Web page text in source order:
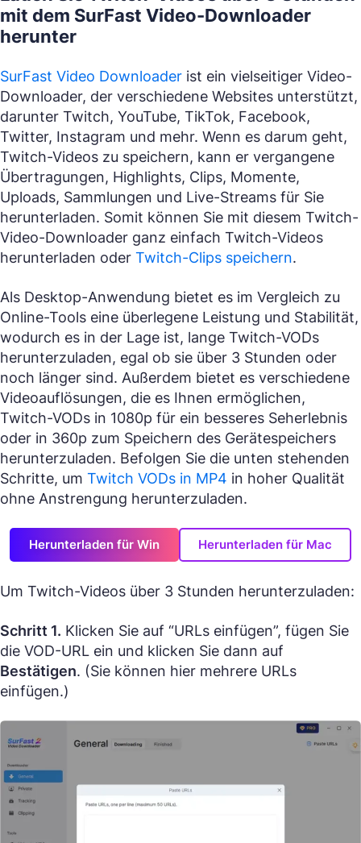
mit dem SurFast Video-Downloader
herunter
SurFast Video Downloader ist ein vielseitiger Video-
Downloader, der verschiedene Websites unterstützt,
darunter Twitch, YouTube, TikTok, Facebook,
Twitter, Instagram und mehr. Wenn es darum geht,
Twitch-Videos zu speichern, kann er vergangene
Übertragungen, Highlights, Clips, Momente,
Uploads, Sammlungen und Live-Streams für Sie
herunterladen. Somit können Sie mit diesem Twitch-
Video-Downloader ganz einfach Twitch-Videos
herunterladen oder Twitch-Clips speichern.
Als Desktop-Anwendung bietet es im Vergleich zu
Online-Tools eine überlegene Leistung und Stabilität,
wodurch es in der Lage ist, lange Twitch-VODs
herunterzuladen, egal ob sie über 3 Stunden oder
noch länger sind. Außerdem bietet es verschiedene
Videoauflösungen, die es Ihnen ermöglichen,
Twitch-VODs in 1080p für ein besseres Seherlebnis
oder in 360p zum Speichern des Gerätespeichers
herunterzuladen. Befolgen Sie die unten stehenden
Schritte, um Twitch VODs in MP4 in hoher Qualität
ohne Anstrengung herunterzuladen.
Herunterladen für Win Herunterladen für Mac
Um Twitch-Videos über 3 Stunden herunterzuladen:
Schritt 1. Klicken Sie auf “URLs einfügen”, fügen Sie
die VOD-URL ein und klicken Sie dann auf
Bestätigen. (Sie können hier mehrere URLs
einfügen.)